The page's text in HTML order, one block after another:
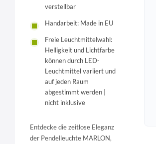
verstellbar
Handarbeit: Made in EU
Freie Leuchtmittelwahl:
Helligkeit und Lichtfarbe
können durch LED-
Leuchtmittel variiert und
auf jeden Raum
abgestimmt werden |
nicht inklusive
Entdecke die zeitlose Eleganz
der Pendelleuchte MARLON,